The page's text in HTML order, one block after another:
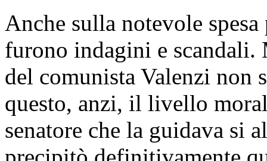
Anche sulla notevole
furono indagini e scandali.
del comunista Valenzi non
questo, anzi, il livello
senatore che la guidava si